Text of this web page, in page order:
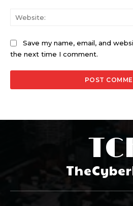
Save my name, email, and
the next time I comment.